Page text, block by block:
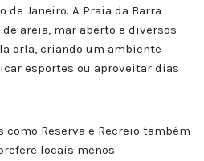
Janeiro. A Praia da Barra
areia, mar aberto e diversos
orla, criando um ambiente
esportes ou aproveitar dias
Reserva e Recreio também
locais menos